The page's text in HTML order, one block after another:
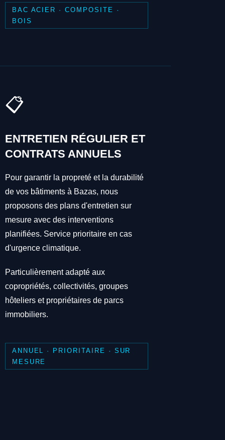
BAC ACIER · COMPOSITE ·
BOIS
📋
ENTRETIEN RÉGULIER ET
CONTRATS ANNUELS
Pour garantir la propreté et la durabilité
de vos bâtiments à Bazas, nous
proposons des plans d'entretien sur
mesure avec des interventions
planifiées. Service prioritaire en cas
d'urgence climatique.
Particulièrement adapté aux
copropriétés, collectivités, groupes
hôteliers et propriétaires de parcs
immobiliers.
ANNUEL · PRIORITAIRE · SUR
MESURE